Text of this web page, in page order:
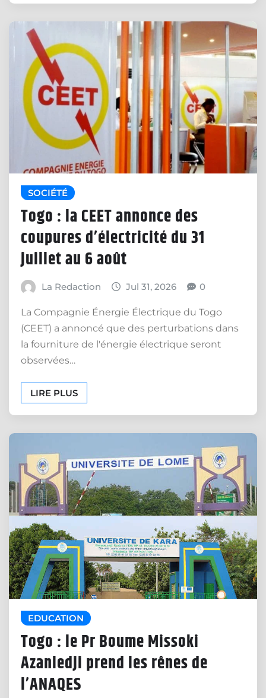
SOCIÉTÉ
Togo : la CEET annonce des
coupures d’électricité du 31
juillet au 6 août
La Redaction Jul 31, 2026 0
La Compagnie Énergie Électrique du Togo
(CEET) a annoncé que des perturbations dans
la fourniture de l'énergie électrique seront
observées…
LIRE PLUS
EDUCATION
Togo : le Pr Boume Missoki
Azanledji prend les rênes de
l’ANAQES